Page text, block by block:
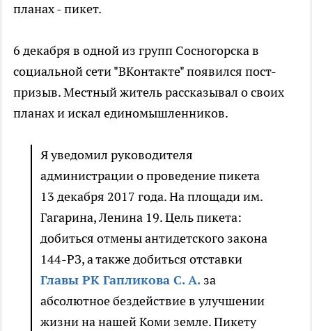
планах - пикет.
6 декабря в одной из групп Сосногорска в
социальной сети "ВКонтакте" появился пост-
призыв. Местный житель рассказывал о своих
планах и искал единомышленников.
Я уведомил руководителя
администрации о проведение пикета
13 декабря 2017 года. На площади им.
Гагарина, Ленина 19. Цель пикета:
добиться отменыантидетского закона
144-РЗ, а также добиться отставки
Главы РК Гапликова С. А. за
абсолютное бездействие в улучшении
жизни на нашей Коми земле. Пикету